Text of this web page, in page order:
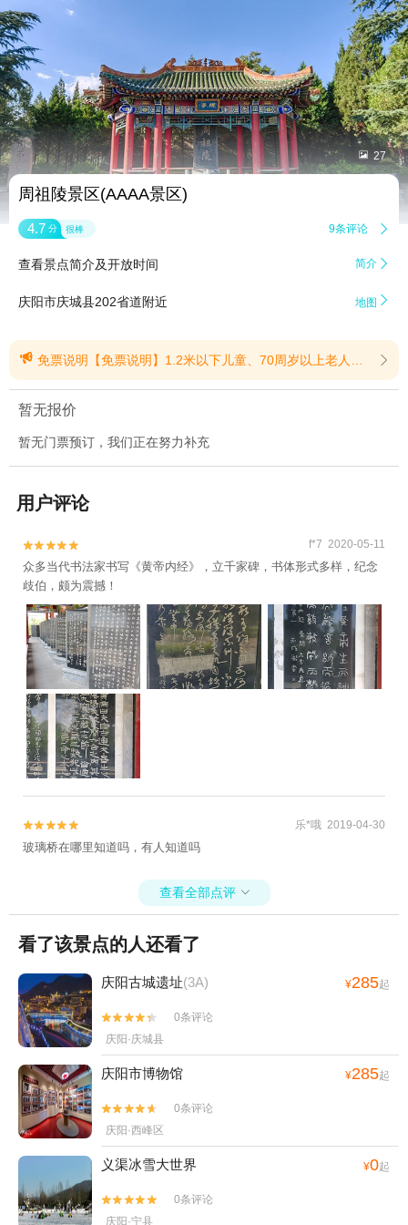
 27
周祖陵景区(AAAA景区)
4.7 分 很棒 9条评论 
查看景点简介及开放时间 简介 
庆阳市庆城县202省道附近 地图 
 免票说明【免票说明】1.2米以下儿童、70周岁以上老人、残疾人、现退役军人、生肖属马游客(凭有效身份证件)免票(提示有效期2026/2/18至2027/2/28) 
暂无报价
暂无门票预订，我们正在努力补充
用户评论

 f*7 2020-05-11
众多当代书法家书写《黄帝内经》，立千家碑，书体形式多样，纪念
歧伯，颇为震撼！

 乐*哦 2019-04-30
玻璃桥在哪里知道吗，有人知道吗
查看全部点评 
看了该景点的人还看了
庆阳古城遗址(3A) ¥285起


0条评论
庆阳·庆城县
庆阳市博物馆 ¥285起


0条评论
庆阳·西峰区
义渠冰雪大世界 ¥0起


0条评论
庆阳·宁县
